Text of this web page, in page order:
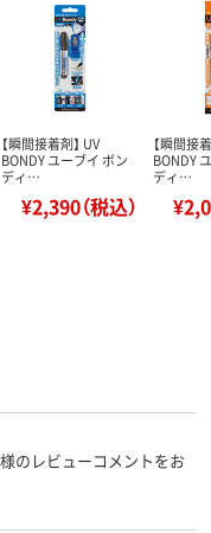
【瞬間接着剤】 UV
BONDY ユーブイ ボン
ディ…
¥2,390（税込）
【瞬間接
BONDY
ディ…
のレビューコメントをお